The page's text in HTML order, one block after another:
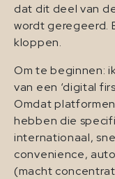
dat dit deel van
wordt geregeerd.
kloppen.
Om te beginnen:
van een ‘digital
Omdat
hebben die
internationaal,
convenience,
(macht